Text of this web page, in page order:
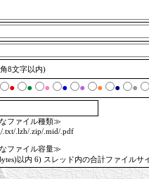
8文字以内)
● ● ● ● ● ● ● ●
ファイル種類≫
/.txt/.lzh/.zip/.mid/.pdf
ファイル容量≫
以内 6) スレッド内の合計ファイルサ